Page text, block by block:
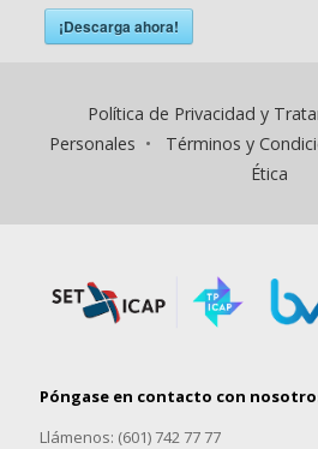
¡Descarga ahora!
Política de Privacidad y
Personales • Términos y
Ética
Póngase en contacto con
Llámenos: (601) 742 77 77